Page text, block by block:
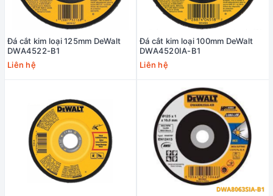
Đá cắt kim loại 125mm DeWalt
DWA4522-B1
Liên hệ
Đá cắt kim loại 100mm DeWalt
DWA4520IA-B1
Liên hệ